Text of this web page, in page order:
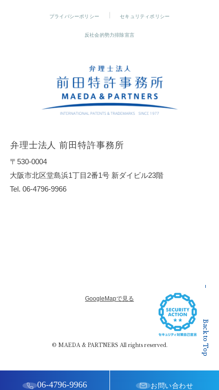
プライバシーポリシー セキュリティポリシー
反社会的勢力排除宣言
弁理士法人 前田特許事務所
〒530-0004
大阪市北区堂島浜1丁目2番1号 新ダイビル23階
Tel. 06-4796-9966
GoogleMapで見る
© MAEDA & PARTNERS All rights reserved. Back to Top
06-4796-9966 お問い合わせ